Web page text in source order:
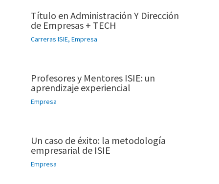
Título en Administración Y Dirección
de Empresas + TECH
Carreras ISIE, Empresa
Profesores y Mentores ISIE: un
aprendizaje experiencial
Empresa
Un caso de éxito: la metodología
empresarial de ISIE
Empresa